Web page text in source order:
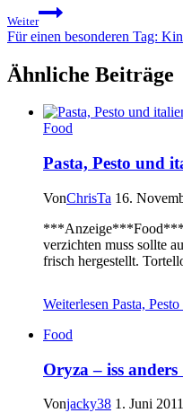
Weiter
Für einen besonderen Tag:
Ähnliche Beiträge
Food
Pasta, Pesto und
VonChrisTa 16.
***Anzeige***Food***
verzichten muss sollte
frisch hergestellt.
Weiterlesen Pasta,
Food
Oryza – iss anders
Vonjacky38 1. Juni 2011